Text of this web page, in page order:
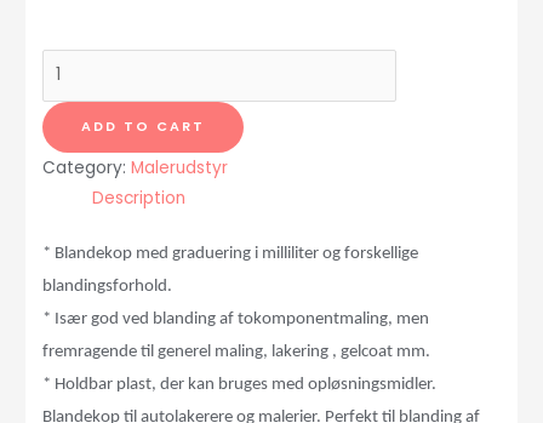
Blandingskop
Duty
2300
ADD TO CART
Category: Malerudstyr
Description
* Blandekop med graduering i milliliter og forskellige
blandingsforhold.
* Især god ved blanding af tokomponentmaling, men
fremragende til generel maling, lakering , gelcoat mm.
* Holdbar plast, der kan bruges med opløsningsmidler.
Blandekop til autolakerere og malerier. Perfekt til blanding af